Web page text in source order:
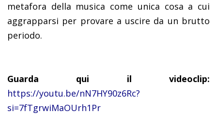
metafora della musica come unica cosa a cui
aggrapparsi per provare a uscire da un brutto
periodo.
Guarda qui il videoclip:
https://youtu.be/nN7HY90z6Rc?
si=7fTgrwiMaOUrh1Pr